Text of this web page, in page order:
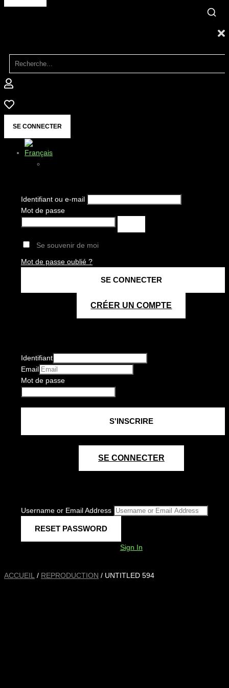
SE CONNECTER
Identifiant ou e-mail
Mot de passe
Se souvenir de moi
Mot de passe oublié ?
CRÉER UN COMPTE
Identifiant
Email
Mot de passe
SE CONNECTER
Username or Email Address
Sign In
ACCUEIL / REPRODUCTION / UNTITLED 594